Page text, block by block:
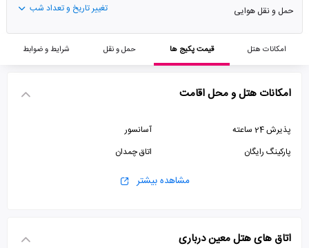
حمل و نقل هوایی
تغییر تاریخ و تعداد شب
امکانات هتل قیمت پکیج ها حمل و نقل شرایط و ضوابط
امکانات هتل و محل اقامت
پذیرش 24 ساعته
آسانسور
پارکینگ رایگان
اتاق چمدان
مشاهده بیشتر
اتاق های هتل معین درباری